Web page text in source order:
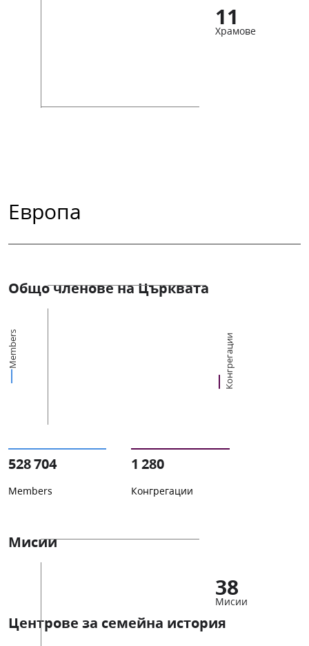
11
Храмове
Европа
Общо членове на Църквата
Members Конгрегации
528 704
Members
1 280
Конгрегации
Мисии
38
Мисии
Центрове за семейна история